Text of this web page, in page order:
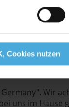
Cookies nutzen
Schwarz,
Wir
uns im